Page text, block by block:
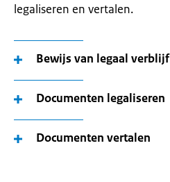
legaliseren en vertalen.
Bewijs van legaal verblijf
Documenten legaliseren
Documenten vertalen